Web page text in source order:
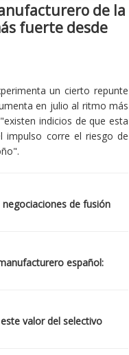
de la
fuerte desde
un cierto repunte
en julio al ritmo más
indicios de que esta
impulso corre el riesgo de
de fusión
español:
valor del selectivo